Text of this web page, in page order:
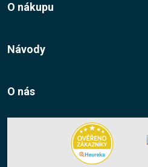
O nákupu
Jak nakupovat?
Návody
O nás
Nákup multilicencí